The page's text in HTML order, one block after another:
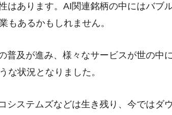
はあります。AI関連銘柄の中にはバブ
もあるかもしれません。
普及が進み、様々なサービスが世の中
な状況となりました。
システムズなどは生き残り、今ではダ